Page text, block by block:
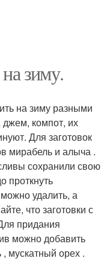
зиму.
на зиму разными
джем, компот, их
Для заготовок
мирабель и алыча .
сохранили свою
проткнуть
удалить, а
что заготовки с
придания
можно добавить
, мускатный орех .